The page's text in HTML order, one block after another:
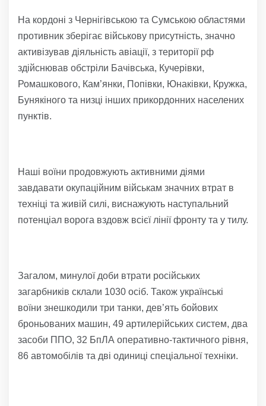
На кордоні з Чернігівською та Сумською областями
противник зберігає військову присутність, значно
активізував діяльність авіації, з території рф
здійснював обстріли Бачівська, Кучерівки,
Ромашкового, Кам’янки, Попівки, Юнаківки, Кружка,
Бунякіного та низці інших прикордонних населених
пунктів.
Наші воїни продовжують активними діями
завдавати окупаційним військам значних втрат в
техніці та живій силі, виснажують наступальний
потенціал ворога вздовж всієї лінії фронту та у тилу.
Загалом, минулої доби втрати російських
загарбників склали 1030 осіб. Також українські
воїни знешкодили три танки, дев’ять бойових
броньованих машин, 49 артилерійських систем, два
засоби ППО, 32 БпЛА оперативно-тактичного рівня,
86 автомобілів та дві одиниці спеціальної техніки.